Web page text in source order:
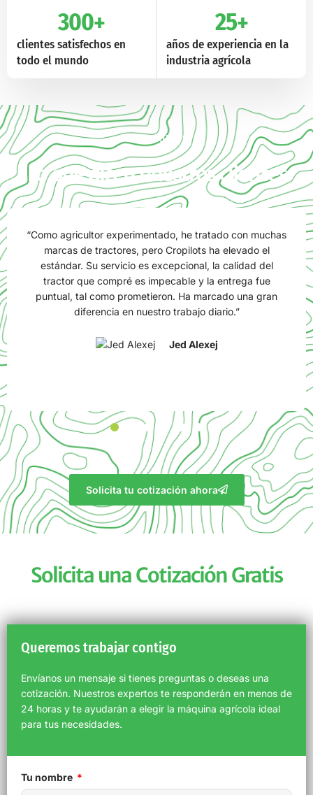
clientes satisfechos en
todo el mundo
300+
años de experiencia en la
industria agrícola
25+
TESTIMONIOS
Lo que dicen nuestros clientes
“Al principio dudaba en comprar un tractor de alta
potencia para nuestra finca familiar. Pero la consultoría
personalizada y la excelente capacitación para
operadores de Cropilots hicieron que todo fuera sencillo.
El tractor ha superado nuestras expectativas en
rendimiento. ¡Una gran decisión!”
Rüqəyya Odalis
Solicita tu cotización ahora
Solicita una Cotización Gratis
Queremos trabajar contigo
Envíanos un mensaje si tienes preguntas o deseas una
cotización. Nuestros expertos te responderán en menos de
24 horas y te ayudarán a elegir la máquina agrícola ideal
para tus necesidades.
Tu nombre